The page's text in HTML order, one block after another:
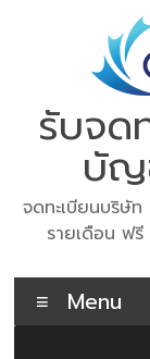
รับจด
บัญ
จดทะเบียนบริษั
รายเดือน ฟ
Menu